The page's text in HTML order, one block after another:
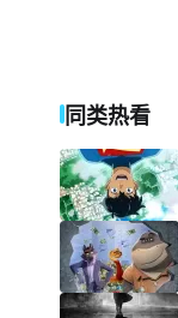
同类热看